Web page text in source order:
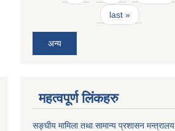
last »
अन्य
महत्वपूर्ण लिंकहरु
सङ्घीय मामिला तथा सामान्य प्रशासन मन्त्रालय